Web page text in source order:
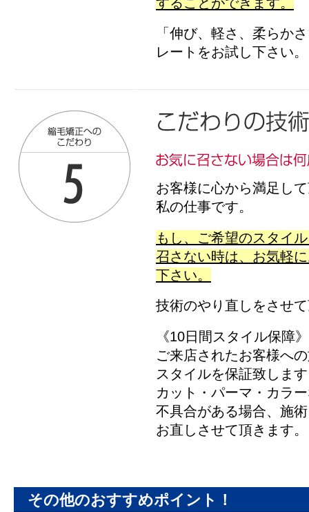
「伸び、軽さ、柔らか
レートをお試し下さい。
お客様に心から満足し
私の仕事です。
もし、ご希望のスタイ
召さない時は、お気軽
下さい。
技術のやり直しをさせ
《10日間スタイル保障》
ご来店されたお客様へ
スタイルを保証致しま
カット・パーマ・カラ
不具合がある場合、施
お直しさせて頂きます。
その他のおすすめポイント！